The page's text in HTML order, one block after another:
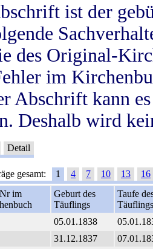
ist der
des Original-
im
Abschrift kann
Deshalb wird
Detail
gesamt: 1 4 7 10 13
16
im
Geburt des
Täuflings
Taufe
Täuflings
05.01.1838
31.12.1837